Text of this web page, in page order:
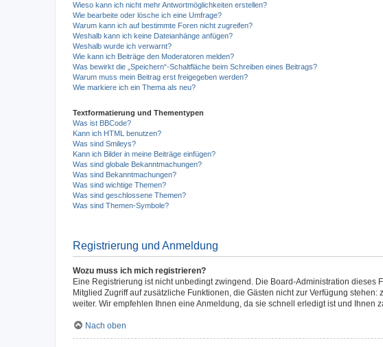
Wieso kann ich nicht mehr Antwortmöglichkeiten erstellen?
Wie bearbeite oder lösche ich eine Umfrage?
Warum kann ich auf bestimmte Foren nicht zugreifen?
Weshalb kann ich keine Dateianhänge anfügen?
Weshalb wurde ich verwarnt?
Wie kann ich Beiträge den Moderatoren melden?
Was bewirkt die „Speichern“-Schaltfläche beim Schreiben eines Beitrags?
Warum muss mein Beitrag erst freigegeben werden?
Wie markiere ich ein Thema als neu?
Textformatierung und Thementypen
Was ist BBCode?
Kann ich HTML benutzen?
Was sind Smileys?
Kann ich Bilder in meine Beiträge einfügen?
Was sind globale Bekanntmachungen?
Was sind Bekanntmachungen?
Was sind wichtige Themen?
Was sind geschlossene Themen?
Was sind Themen-Symbole?
Registrierung und Anmeldung
Wozu muss ich mich registrieren?
Eine Registrierung ist nicht unbedingt zwingend. Die Board-Administration
Mitglied Zugriff auf zusätzliche Funktionen, die Gästen nicht zur Verfügung
weiter. Wir empfehlen Ihnen eine Anmeldung, da sie schnell erledigt ist und Ihnen
Nach oben